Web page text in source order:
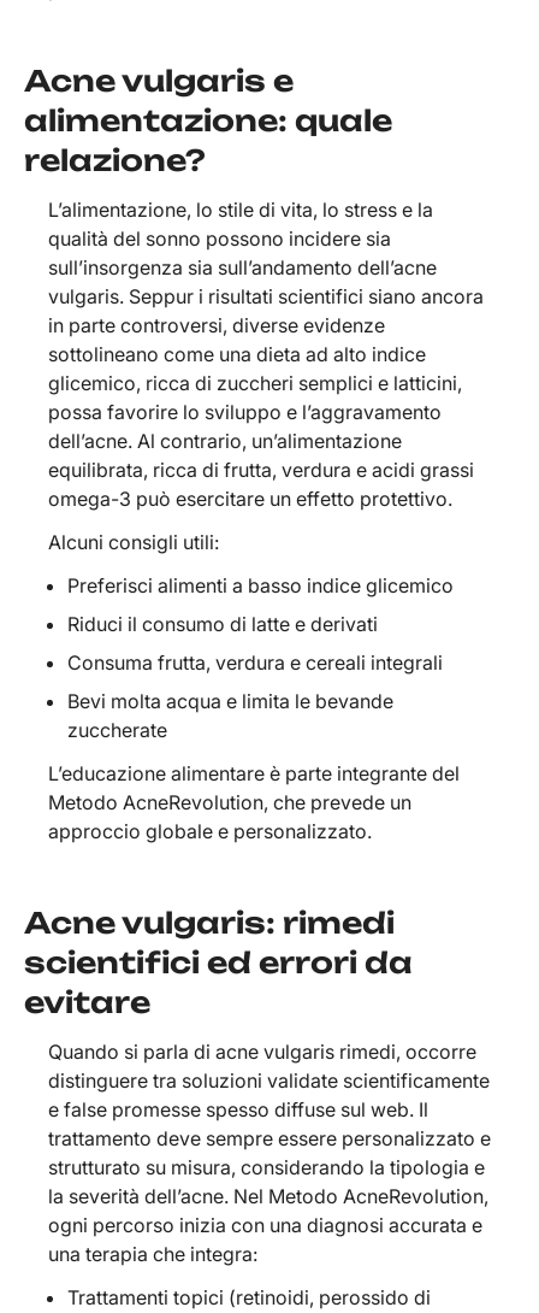
Acne vulgaris e
alimentazione: quale
relazione?
L’alimentazione, lo stile di vita, lo stress e la
qualità del sonno possono incidere sia
sull’insorgenza sia sull’andamento dell’acne
vulgaris. Seppur i risultati scientifici siano ancora
in parte controversi, diverse evidenze
sottolineano come una dieta ad alto indice
glicemico, ricca di zuccheri semplici e latticini,
possa favorire lo sviluppo e l’aggravamento
dell’acne. Al contrario, un’alimentazione
equilibrata, ricca di frutta, verdura e acidi grassi
omega-3 può esercitare un effetto protettivo.
Alcuni consigli utili:
Preferisci alimenti a basso indice glicemico
Riduci il consumo di latte e derivati
Consuma frutta, verdura e cereali integrali
Bevi molta acqua e limita le bevande
zuccherate
L’educazione alimentare è parte integrante del
Metodo AcneRevolution, che prevede un
approccio globale e personalizzato.
Acne vulgaris: rimedi
scientifici ed errori da
evitare
Quando si parla di acne vulgaris rimedi, occorre
distinguere tra soluzioni validate scientificamente
e false promesse spesso diffuse sul web. Il
trattamento deve sempre essere personalizzato e
strutturato su misura, considerando la tipologia e
la severità dell’acne. Nel Metodo AcneRevolution,
ogni percorso inizia con una diagnosi accurata e
una terapia che integra:
Trattamenti topici (retinoidi, perossido di